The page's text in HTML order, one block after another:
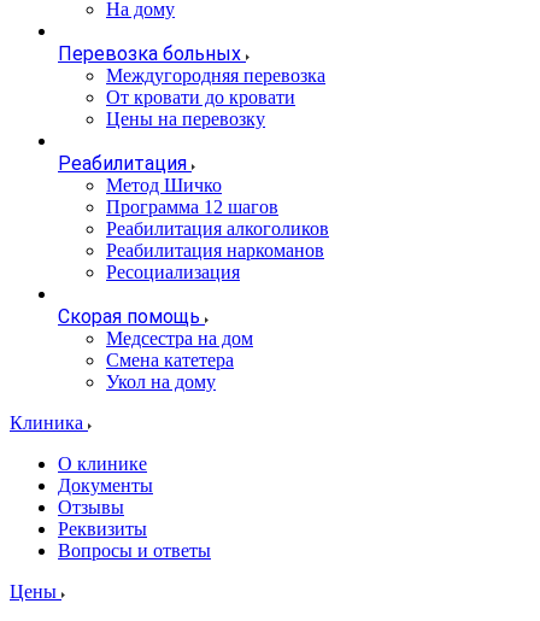
На дому
Перевозка больных
Междугородняя перевозка
От кровати до кровати
Цены на перевозку
Реабилитация
Метод Шичко
Программа 12 шагов
Реабилитация алкоголиков
Реабилитация наркоманов
Ресоциализация
Скорая помощь
Медсестра на дом
Смена катетера
Укол на дому
Клиника
О клинике
Документы
Отзывы
Реквизиты
Вопросы и ответы
Цены